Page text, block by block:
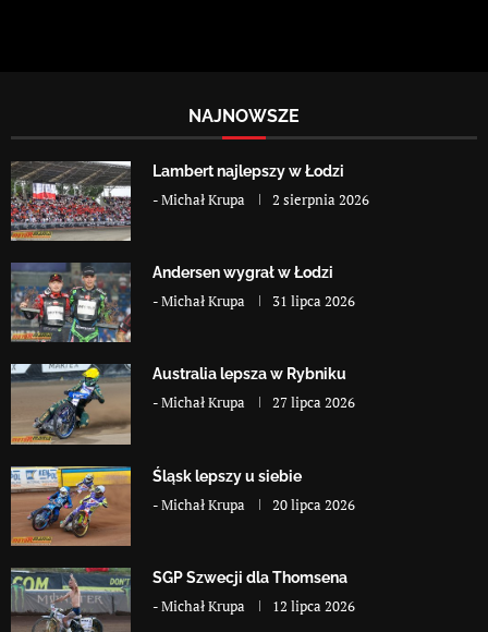
NAJNOWSZE
Lambert najlepszy w Łodzi
-Michał Krupa 2 sierpnia 2026
Andersen wygrał w Łodzi
-Michał Krupa 31 lipca 2026
Australia lepsza w Rybniku
-Michał Krupa 27 lipca 2026
Śląsk lepszy u siebie
-Michał Krupa 20 lipca 2026
SGP Szwecji dla Thomsena
-Michał Krupa 12 lipca 2026